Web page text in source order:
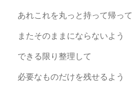
あれこれを丸っと持って帰って
またそのままにならないよう
できる限り整理して
必要なものだけを残せるよう